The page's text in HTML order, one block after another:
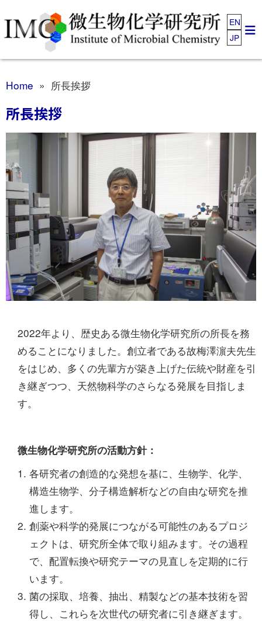
EN
JP
Home » 所長挨拶
所長挨拶
2022年より、歴史ある微生物化学研究所の所長を務
めることになりました。創立者である故梅澤濵夫先生
をはじめ、多くの先輩方が築き上げた伝統や財産を引
き継ぎつつ、天然物科学のさらなる発展を目指しま
す。
微生物化学研究所の活動方針：
各研究者の創造的な発想を基に、生物学、化学、
構造生物学、分子構造解析などの自由な研究を推
進します。
創薬や科学的発展につながる可能性のあるプロジ
ェクトは、研究所全体で取り組みます。その過程
で、配置転換や研究テーマの見直しを定期的に行
います。
菌の採取、培養、抽出、精製などの基本技術を習
得し、これらを次世代の研究者に引き継ぎます。